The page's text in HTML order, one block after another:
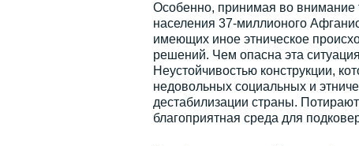
Особенно, принимая во внимание
населения 37-миллионого
имеющих иное этническое
решений. Чем опасна эта
Неустойчивостью конструкции,
недовольных социальных и
дестабилизации страны.
благоприятная среда для